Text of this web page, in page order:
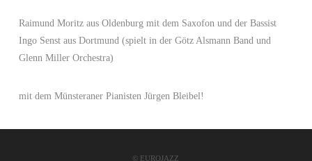
Raimund Moritz aus Oldenburg mit dem Saxofon und der Bassist
Ingo Senst aus Dortmund (spielt in der Götz Alsmann Band und
Glenn Miller Orchestra)
mit dem Münsteraner Pianisten Jürgen Bleibel!
© EUROJAZZ